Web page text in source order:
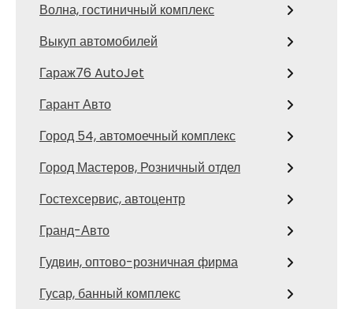
Волна, гостиничный комплекс
Выкуп автомобилей
Гараж76 AutoJet
Гарант Авто
Город 54, автомоечный комплекс
Город Мастеров, Розничный отдел
Гостехсервис, автоцентр
Гранд-Авто
Гудвин, оптово-розничная фирма
Гусар, банный комплекс